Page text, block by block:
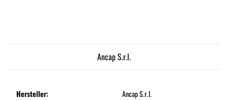
Ancap S.r.l.
Hersteller:
Ancap S.r.l.